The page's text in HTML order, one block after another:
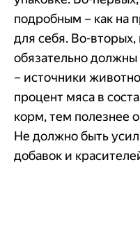
подробным – как на
для себя. Во-
обязательно
– источники
процент мяса в
корм, тем полезнее
Не должно быть
добавок и